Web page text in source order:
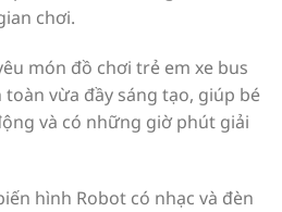
chơi.
món đồ chơi trẻ em xe bus
vừa đầy sáng tạo, giúp bé
và có những giờ phút giải
hình Robot có nhạc và đèn